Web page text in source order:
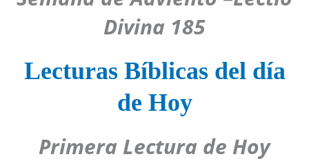
Divina 185
Lecturas Bíblicas del día
de Hoy
Primera Lectura de Hoy